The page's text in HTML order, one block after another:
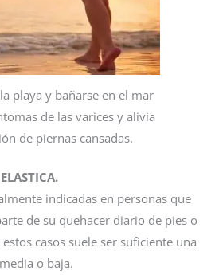
playa y bañarse en el mar
de las varices y alivia
de piernas cansadas.
indicadas en personas que
de su quehacer diario de pies o
estos casos suele ser suficiente una
o baja.